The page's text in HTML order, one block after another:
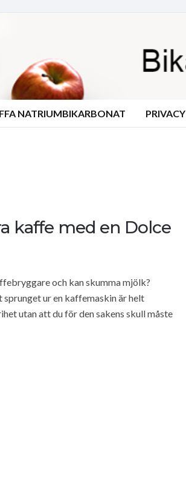
NATRIUMBIKARBONAT PRIVACY
kaffe med en Dolce
och kan skumma mjölk?
ur en kaffemaskin är helt
utan att du för den sakens skull måste